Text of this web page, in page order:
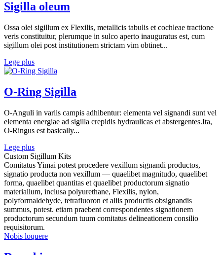
Sigilla oleum
Ossa olei sigillum ex Flexilis, metallicis tabulis et cochleae tractione
veris constituitur, plerumque in sulco aperto inauguratus est, cum
sigillum olei post institutionem strictam vim obtinet...
Lege plus
O-Ring Sigilla
O-Anguli in variis campis adhibentur: elementa vel signandi sunt vel
elementa energiae ad sigilla crepidis hydraulicas et abstergentes.Ita,
O-Ringus est basically...
Lege plus
Custom Sigillum Kits
Comitatus Yimai potest procedere vexillum signandi productos,
signatio producta non vexillum — quaelibet magnitudo, quaelibet
forma, quaelibet quantitas et quaelibet productorum signatio
materialium, inclusa polyurethane, Flexilis, nylon,
polyformaldehyde, tetrafluoron et aliis productis obsignandis
summus, potest. etiam praebent correspondentes signationem
productorum secundum tuum comitatus delineationem consilio
requisitorum.
Nobis loquere